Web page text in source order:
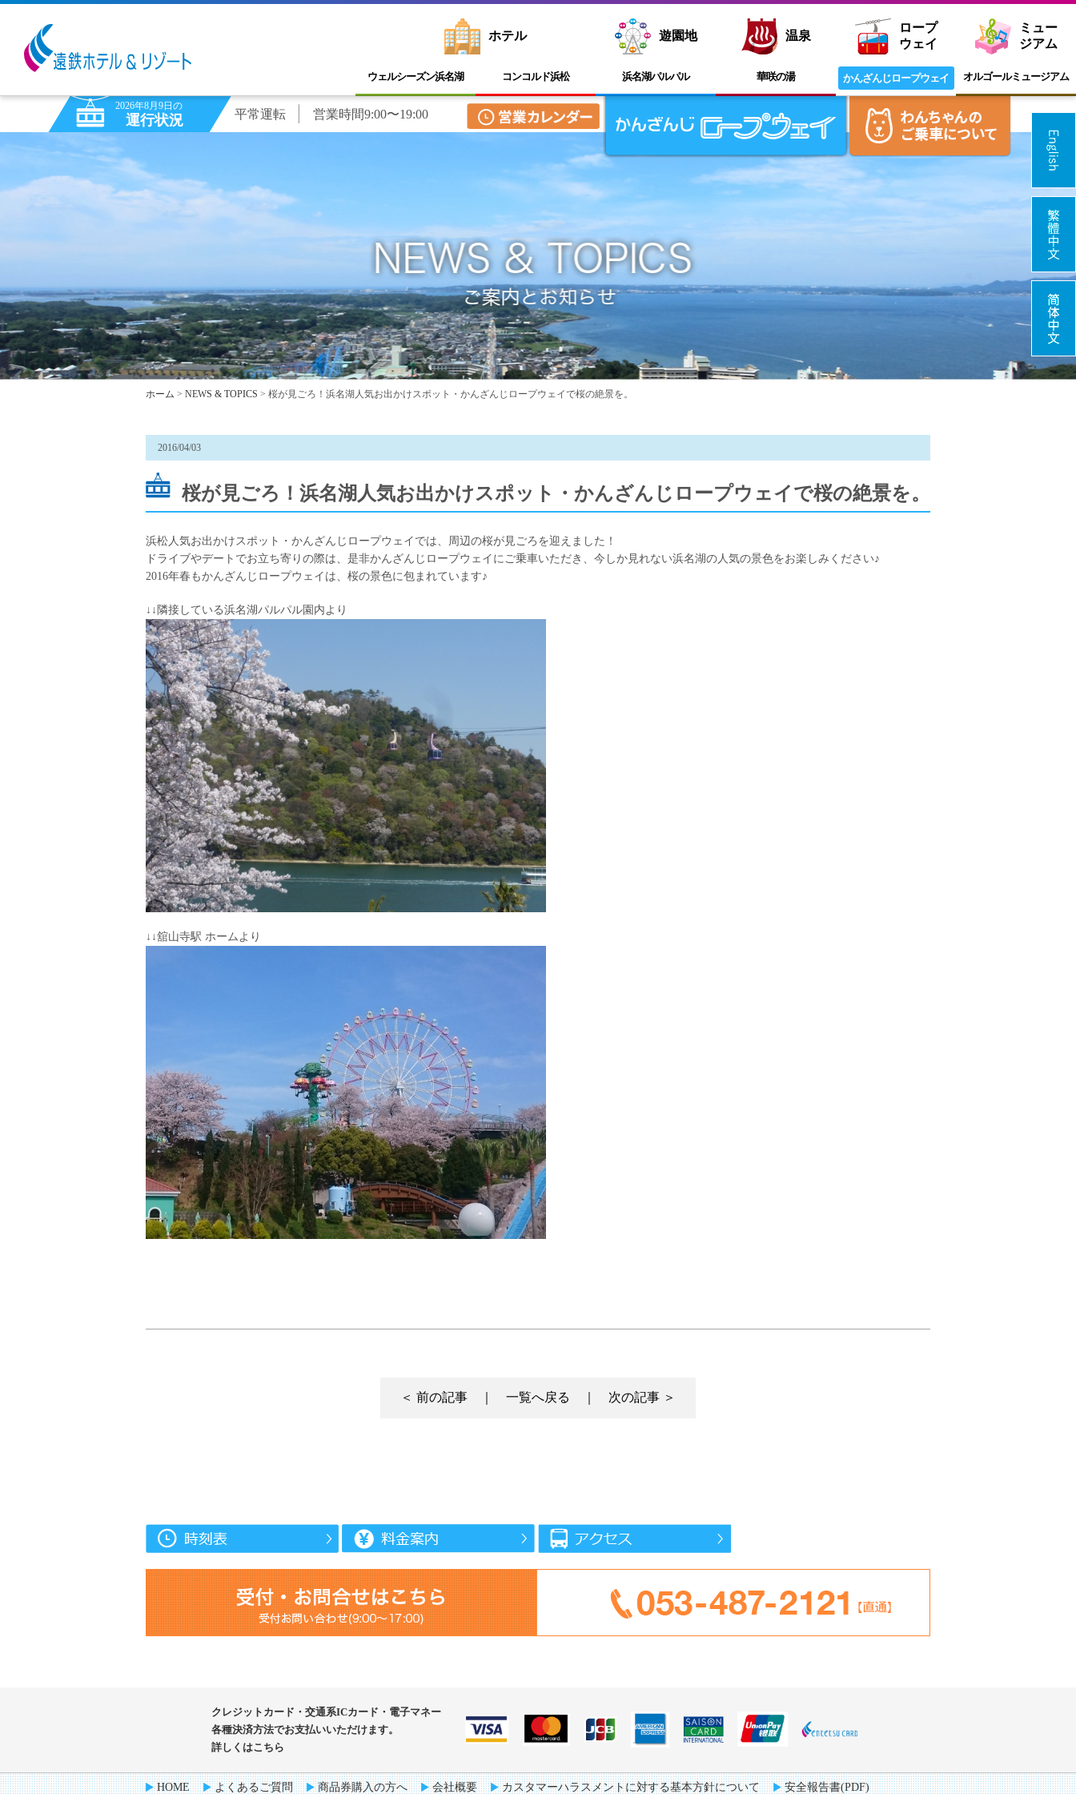
ホテル
ウェルシーズン浜名湖 コンコルド浜松
遊園地
浜名湖パルパル
温泉
華咲の湯
ロープ
ウェイ
かんざんじロープウェイ
ミュー
ジアム
オルゴールミュージアム
2026年8月9日の
運行状況 平常運転 営業時間9:00〜19:00
ホーム > NEWS & TOPICS > 桜が見ごろ！浜名湖人気お出かけスポット・かんざんじロープウェイで桜の絶景を。
2016/04/03
桜が見ごろ！浜名湖人気お出かけスポット・かんざんじロープウェイで桜の絶景を。
浜松人気お出かけスポット・かんざんじロープウェイでは、周辺の桜が見ごろを迎えました！
ドライブやデートでお立ち寄りの際は、是非かんざんじロープウェイにご乗車いただき、今しか見れない浜名湖の人気の景色をお楽しみください♪
2016年春もかんざんじロープウェイは、桜の景色に包まれています♪
↓↓隣接している浜名湖パルパル園内より
↓↓舘山寺駅 ホームより
＜ 前の記事 ｜ 一覧へ戻る ｜ 次の記事 ＞
クレジットカード・交通系ICカード・ 電子マネー
各種決済方法でお支払いいただけます。
詳しくはこちら
HOME よくあるご質問 商品券購入の方へ 会社概要 カスタマーハラスメントに対する基本方針について 安全報告書(PDF)